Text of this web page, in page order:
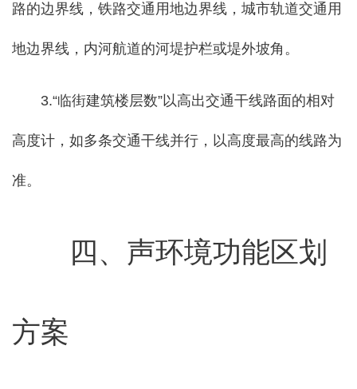
路的边界线，铁路交通用地边界线，城市轨道交通用
地边界线，内河航道的河堤护栏或堤外坡角。
3.“临街建筑楼层数”以高出交通干线路面的相对
高度计，如多条交通干线并行，以高度最高的线路为
准。
四 、声环境功能区划
方案